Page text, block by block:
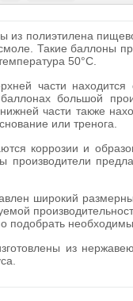
из полиэтилена
Такие баллоны
50°С.
части находится
большой
части также
или тренога.
коррозии и
производители
широкий
подобрать
из